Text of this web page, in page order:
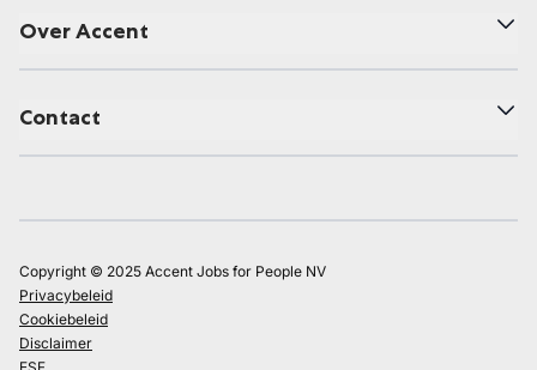
Over Accent
Contact
Copyright © 2025 Accent Jobs for People NV
Privacybeleid
Cookiebeleid
Disclaimer